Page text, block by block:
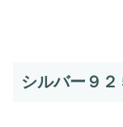
シルバー９